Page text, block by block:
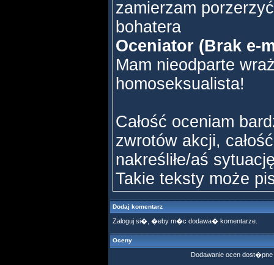
zamierzam
bohatera
Oceniator (Brak e-
Mam nieodparte
homoseksualista!
Całość oceniam
zwrotów akcji,
nakreśliłe/aś
Takie teksty może
Dodaj komentarz
Zaloguj si�, �eby m�c dodawa� komentarze.
Oceny
Dodawanie ocen